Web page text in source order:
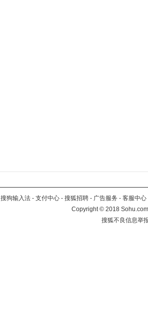
搜狗输入法 - 支付中心 - 搜狐招聘 - 广告服务 - 客服中心
Copyright©2018
搜狐不良信息举